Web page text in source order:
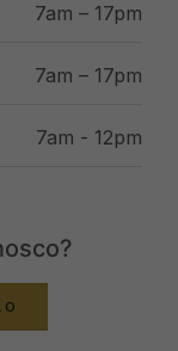
7am – 17pm
7am – 17pm
7am - 12pm